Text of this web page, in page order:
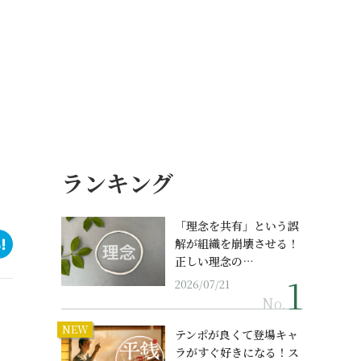
ランキング
「理念を共有」という誤
解が組織を崩壊させる！
正しい理念の…
2026/07/21
No.
NEW
テンポが良くて登場キャ
ラがすぐ好きになる！ス